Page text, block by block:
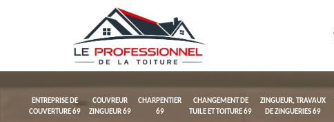
ENTREPRISE DE
COUVERTURE 69
COUVREUR
ZINGUEUR 69
CHARPENTIER
69
CHANGEMENT DE
TUILE ET TOITURE 69
ZINGUEUR, TRAVAUX
DE ZINGUERIES 69